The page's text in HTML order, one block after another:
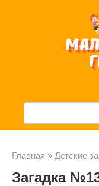
Главная » Детские
Загадка